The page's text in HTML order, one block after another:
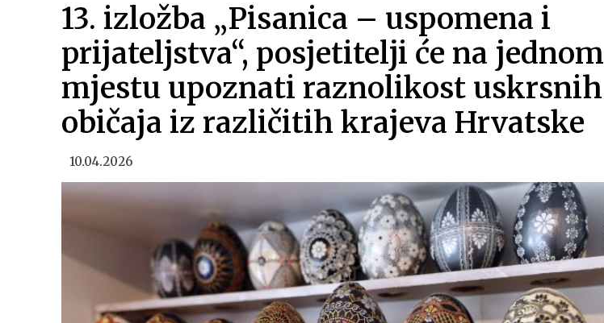
13. izložba „Pisanica – uspomena i
prijateljstva“, posjetitelji će na jednom
mjestu upoznati raznolikost uskrsnih
običaja iz različitih krajeva Hrvatske
10.04.2026